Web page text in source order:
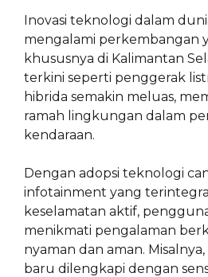
Inovasi teknologi dalam
mengalami perkembangan
khususnya di Kalimantan
terkini seperti penggerak
hibrida semakin meluas,
ramah lingkungan dalam
kendaraan.
Dengan adopsi teknologi
infotainment yang
keselamatan aktif,
menikmati pengalaman
nyaman dan aman.
baru dilengkapi dengan